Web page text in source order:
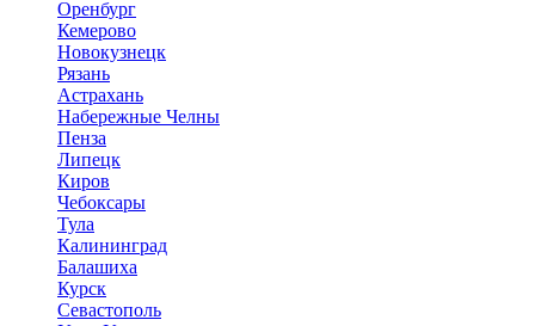
Оренбург
Кемерово
Новокузнецк
Рязань
Астрахань
Набережные Челны
Пенза
Липецк
Киров
Чебоксары
Тула
Калининград
Балашиха
Курск
Севастополь